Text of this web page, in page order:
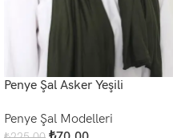
Penye Şal Asker Yeşili
Penye Şal Modelleri